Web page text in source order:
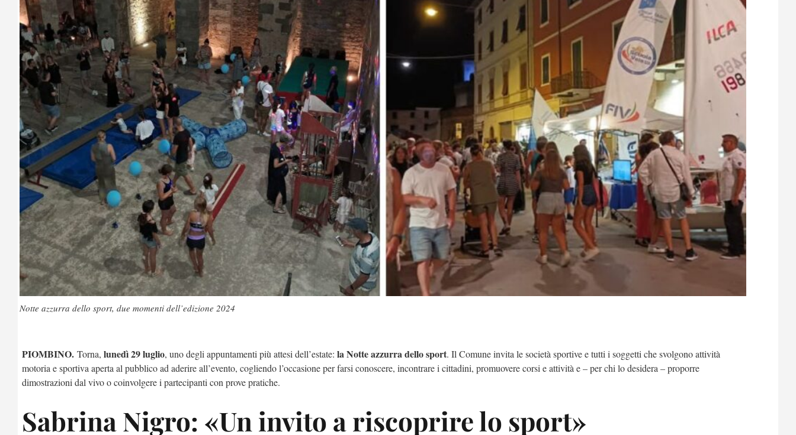
Notte azzurra dello sport, due momenti dell’edizione 2024
PIOMBINO. Torna, lunedì 29 luglio, uno degli appuntamenti più attesi dell’estate: la Notte azzurra dello sport. Il Comune invita le società sportive e tutti i soggetti che svolgono attività
motoria e sportiva aperta al pubblico ad aderire all’evento, cogliendo l’occasione per farsi conoscere, incontrare i cittadini, promuovere corsi e attività e – per chi lo desidera – proporre
dimostrazioni dal vivo o coinvolgere i partecipanti con prove pratiche.
Sabrina Nigro: «Un invito a riscoprire lo sport»